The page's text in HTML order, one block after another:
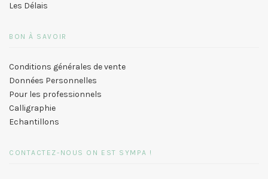
Les Délais
BON À SAVOIR
Conditions générales de vente
Données Personnelles
Pour les professionnels
Calligraphie
Echantillons
CONTACTEZ-NOUS ON EST SYMPA !